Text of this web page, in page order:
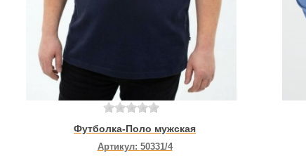
Футболка-Поло мужская
Артикул: 50331/4